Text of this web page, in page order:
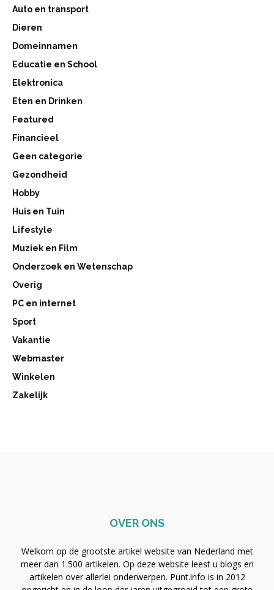
Auto en transport
Dieren
Domeinnamen
Educatie en School
Elektronica
Eten en Drinken
Featured
Financieel
Geen categorie
Gezondheid
Hobby
Huis en Tuin
Lifestyle
Muziek en Film
Onderzoek en Wetenschap
Overig
PC en internet
Sport
Vakantie
Webmaster
Winkelen
Zakelijk
OVER ONS
Welkom op de grootste artikel website van Nederland met
meer dan 1.500 artikelen. Op deze website leest u blogs en
artikelen over allerlei onderwerpen. Punt.info is in 2012